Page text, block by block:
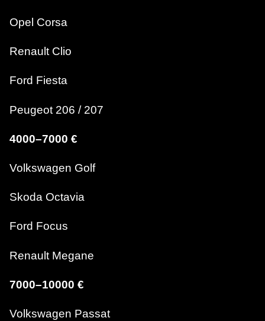
Opel Corsa
Renault Clio
Ford Fiesta
Peugeot 206 / 207
4000–7000 €
Volkswagen Golf
Skoda Octavia
Ford Focus
Renault Megane
7000–10000 €
Volkswagen Passat